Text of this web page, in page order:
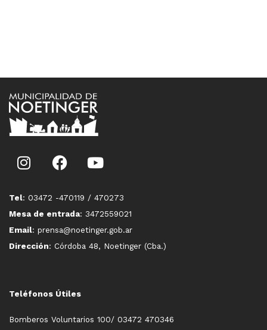
Tel: 03472 -470119 / 470273
Mesa de entrada: 3472559021
Email: prensa@noetinger.gob.ar
Dirección: Córdoba 48, Noetinger (Cba.)
Teléfonos Útiles
Bomberos Voluntarios 100/ 03472 470346